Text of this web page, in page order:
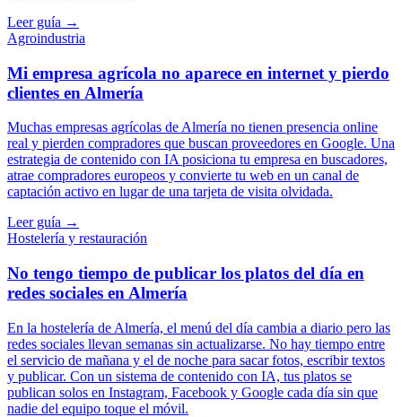
Leer guía →
Agroindustria
Mi empresa agrícola no aparece en internet y pierdo
clientes en Almería
Muchas empresas agrícolas de Almería no tienen presencia online
real y pierden compradores que buscan proveedores en Google. Una
estrategia de contenido con IA posiciona tu empresa en buscadores,
atrae compradores europeos y convierte tu web en un canal de
captación activo en lugar de una tarjeta de visita olvidada.
Leer guía →
Hostelería y restauración
No tengo tiempo de publicar los platos del día en
redes sociales en Almería
En la hostelería de Almería, el menú del día cambia a diario pero las
redes sociales llevan semanas sin actualizarse. No hay tiempo entre
el servicio de mañana y el de noche para sacar fotos, escribir textos
y publicar. Con un sistema de contenido con IA, tus platos se
publican solos en Instagram, Facebook y Google cada día sin que
nadie del equipo toque el móvil.